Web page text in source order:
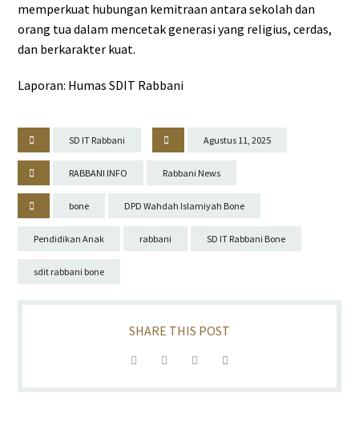
memperkuat hubungan kemitraan antara sekolah dan
orang tua dalam mencetak generasi yang religius, cerdas,
dan berkarakter kuat.
Laporan: Humas SDIT Rabbani
SD IT Rabbani Agustus 11, 2025
RABBANI INFO Rabbani News
bone DPD Wahdah Islamiyah Bone
Pendidikan Anak rabbani SD IT Rabbani Bone
sdit rabbani bone